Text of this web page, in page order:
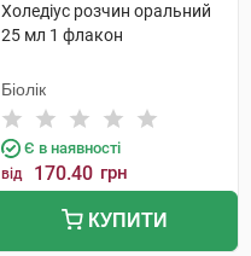
Холедіус розчин оральний
25 мл 1 флакон
Біолік
Є в наявності
від 170.40 грн
КУПИТИ